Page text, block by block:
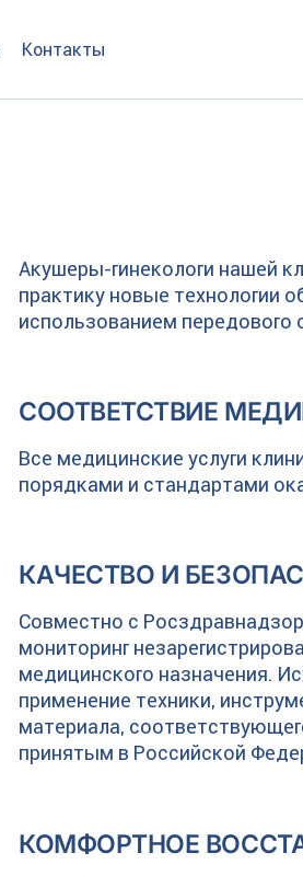
Контакты
Акушеры-гинекологи нашей
практику новые технологии
использованием передового
СООТВЕТСТВИЕ
Все медицинские услуги
порядками и стандартами
КАЧЕСТВО И
Совместно с
мониторинг
медицинского назначения.
применение техники,
материала,
принятым в Российской
КОМФОРТНОЕ